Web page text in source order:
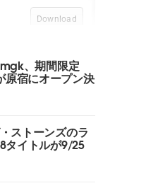
、期間限定
原宿にオープン決
ストーンズのラ
タイトルが9/25